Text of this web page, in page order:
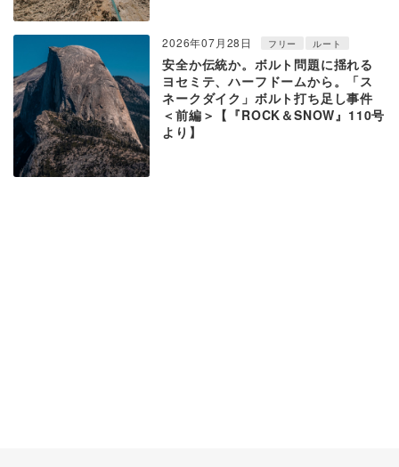
2026年07月28日 フリー ルート
安全か伝統か。ボルト問題に揺れる
ヨセミテ、ハーフドームから。「ス
ネークダイク」ボルト打ち足し事件
＜前編＞【『ROCK＆SNOW』110号
より】